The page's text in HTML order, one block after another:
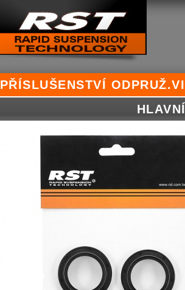
PŘÍSLUŠENSTVÍ